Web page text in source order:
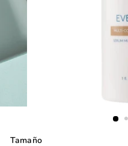
Tamaño